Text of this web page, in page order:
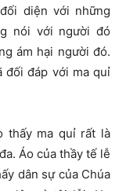
diện với những
nói với người đó
ám hại người đó.
đối đáp với ma quỉ
thấy ma quỉ rất là
Áo của thầy tế lễ
dân sự của Chúa